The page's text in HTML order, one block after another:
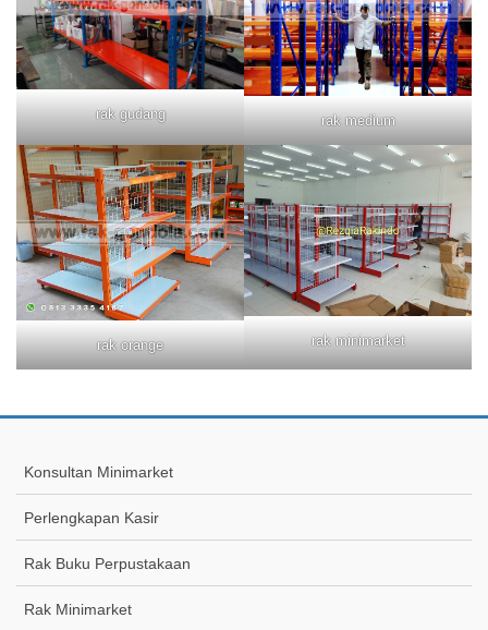
rak gudang rak medium
rak orange rak minimarket
Konsultan Minimarket
Perlengkapan Kasir
Rak Buku Perpustakaan
Rak Minimarket